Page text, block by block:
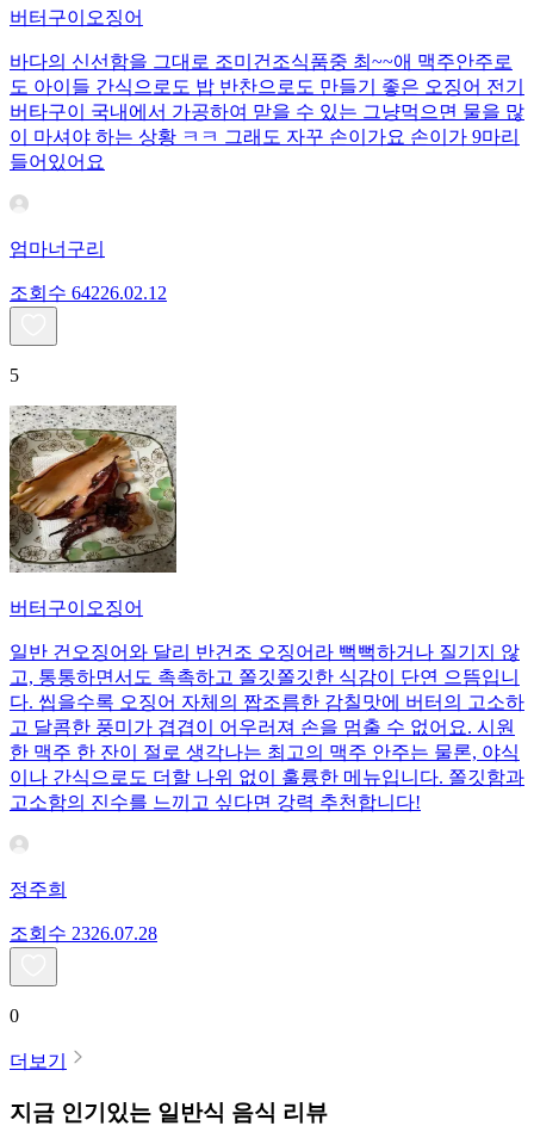
버터구이오징어
바다의 신선함을 그대로 조미건조식품중 최~~애 맥주안주로
도 아이들 간식으로도 밥 반찬으로도 만들기 좋은 오징어 전기
버타구이 국내에서 가공하여 맏을 수 있는 그냥먹으면 물을 많
이 마셔야 하는 상황 ㅋㅋ 그래도 자꾸 손이가요 손이가 9마리
들어있어요
엄마너구리
조회수 64226.02.12
5
버터구이오징어
일반 건오징어와 달리 반건조 오징어라 뻑뻑하거나 질기지 않
고, 통통하면서도 촉촉하고 쫄깃쫄깃한 식감이 단연 으뜸입니
다. 씹을수록 오징어 자체의 짭조름한 감칠맛에 버터의 고소하
고 달콤한 풍미가 겹겹이 어우러져 손을 멈출 수 없어요. 시원
한 맥주 한 잔이 절로 생각나는 최고의 맥주 안주는 물론, 야식
이나 간식으로도 더할 나위 없이 훌륭한 메뉴입니다. 쫄깃함과
고소함의 진수를 느끼고 싶다면 강력 추천합니다!
정주희
조회수 2326.07.28
0
더보기
지금 인기있는 일반식 음식 리뷰